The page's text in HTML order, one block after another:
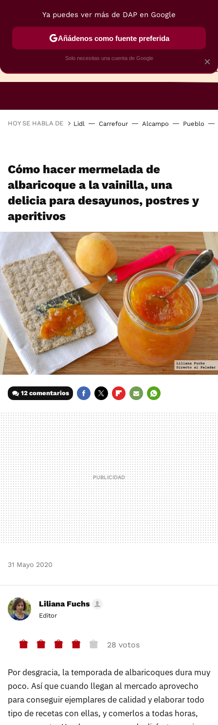
HOY SE HABLA DE Lidl Carrefour Alcampo Pueblo
Cómo hacer mermelada de
albaricoque a la vainilla, una
delicia para desayunos, postres y
aperitivos
12 comentarios
MAIL
31 Mayo 2020
Liliana Fuchs
Editor
28 votos
Por desgracia, la temporada de albaricoques dura muy
poco. Así que cuando llegan al mercado aprovecho
para conseguir ejemplares de calidad y elaborar todo
tipo de recetas con ellas, y comerlos a todas horas,
×
Ya puedes ver más de DAP en Google
Añádenos como fuente preferida
Solo necesitas una cuenta de Google